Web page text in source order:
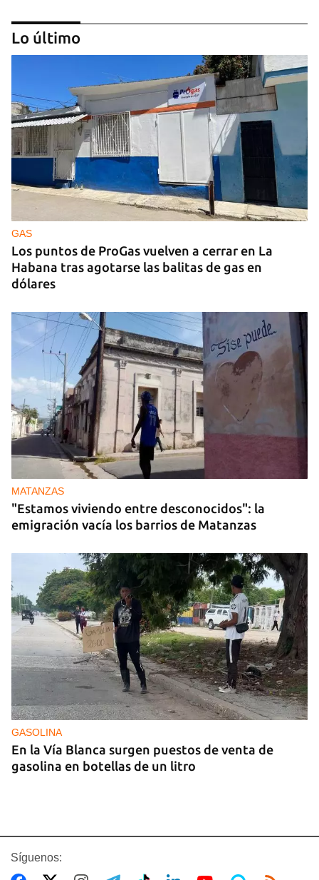
GUERRA
Ucrania ataca otro centro logístico del Amazon
ruso, esta vez en los Urales
Lo último
GAS
Los puntos de ProGas vuelven a cerrar en La
Habana tras agotarse las balitas de gas en
dólares
MATANZAS
"Estamos viviendo entre desconocidos": la
emigración vacía los barrios de Matanzas
GASOLINA
En la Vía Blanca surgen puestos de venta de
gasolina en botellas de un litro
Síguenos: